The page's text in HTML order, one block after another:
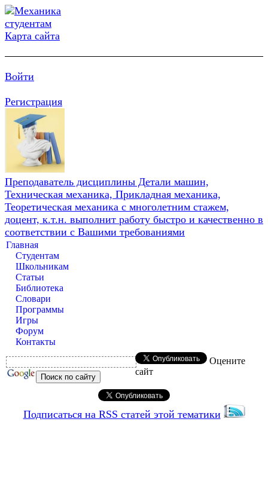
Карта сайта
Войти
Регистрация
Преподаватель дисциплины Детали машин,
Техническая механика, Прикладная механика,
Теоретическая механика с многолетним стажем,
доцент, к.т.н. выполнит работу быстро и качественно в
соответствии с Вашими требованиями
Главная
Студентам
Школьникам
Статьи
Библиотека
Словари
Программы
Игры
Форум
Контакты
Оцените
сайт
Подписаться на RSS статей этой тематики